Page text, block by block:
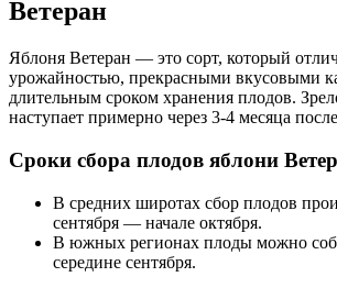
Ветеран
Яблоня Ветеран — это сорт, который
урожайностью, прекрасными вкусовыми
длительным сроком хранения плодов.
наступает примерно через 3-4 месяца
Сроки сбора плодов яблони
В средних широтах сбор плодов
сентября — начале октября.
В южных регионах плоды можно
середине сентября.